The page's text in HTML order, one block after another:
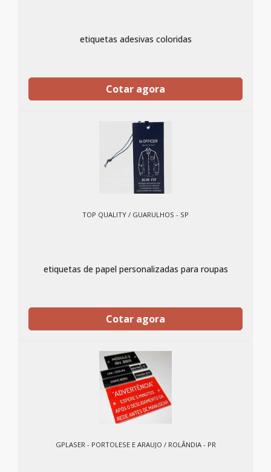
etiquetas adesivas coloridas
Cotar agora
TOP QUALITY / GUARULHOS - SP
etiquetas de papel personalizadas para roupas
Cotar agora
GPLASER - PORTOLESE E ARAUJO / ROLÂNDIA - PR